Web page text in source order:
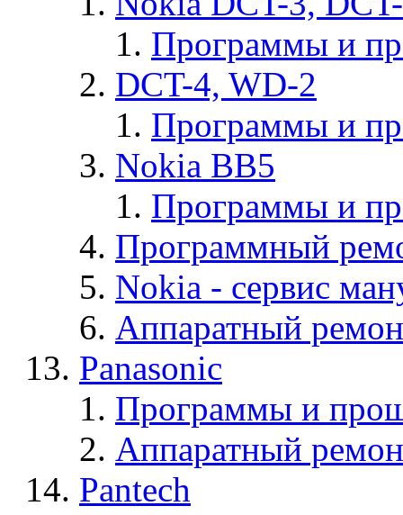
Программы и
DCT-4, WD-2
Программы и
Nokia BB5
Программы и
Программный
Nokia - cервис
Аппаратный
Panasonic
Программы и
Аппаратный
Pantech